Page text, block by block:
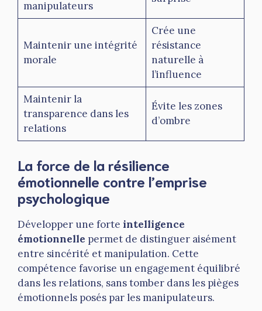
manipulateurs
Maintenir une intégrité
morale
Crée une
résistance
naturelle à
l’influence
Maintenir la
transparence dans les
relations
Évite les zones
d’ombre
La force de la résilience
émotionnelle contre l’emprise
psychologique
Développer une forte intelligence
émotionnelle permet de distinguer aisément
entre sincérité et manipulation. Cette
compétence favorise un engagement équilibré
dans les relations, sans tomber dans les pièges
émotionnels posés par les manipulateurs.